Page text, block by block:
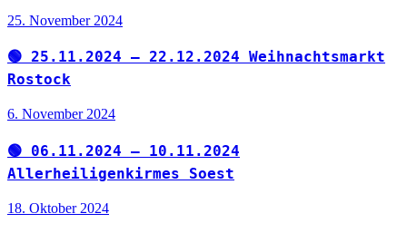
25. November 2024
🟢 25.11.2024 – 22.12.2024 Weihnachtsmarkt
Rostock
6. November 2024
🟢 06.11.2024 – 10.11.2024
Allerheiligenkirmes Soest
18. Oktober 2024